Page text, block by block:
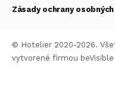
Zásady ochrany
© Hotelier 2020-2026.
vytvorené firmou